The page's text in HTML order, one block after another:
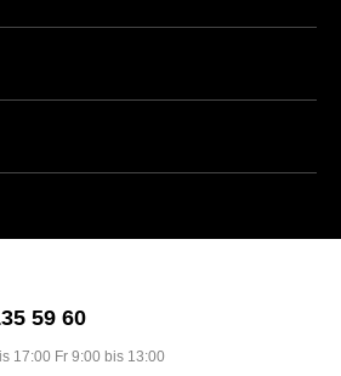
59 60
17:00 Fr 9:00 bis 13:00